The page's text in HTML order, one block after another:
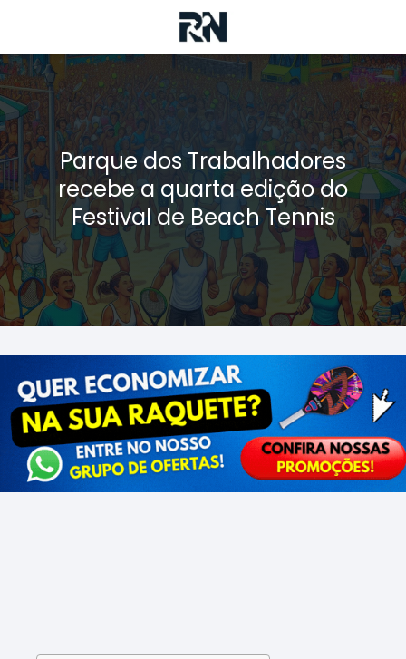
Parque dos Trabalhadores
recebe a quarta edição do
Festival de Beach Tennis